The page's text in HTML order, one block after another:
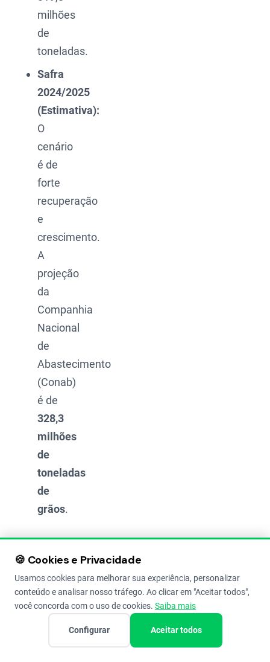
milhões
de
toneladas.
Safra
2024/2025
(Estimativa):
O
cenário
é de
forte
recuperação
e
crescimento.
A
projeção
da
Companhia
Nacional
de
Abastecimento
(Conab)
é de
328,3
milhões
de
toneladas
de
grãos.
Esse
aumento
projetado
de10,3%
na safra
2024/2025
se deve
🍪 Cookies e Privacidade
Usamos cookies para melhorar sua experiência, personalizar
conteúdo e analisar nosso tráfego. Ao clicar em "Aceitar todos",
você concorda com o uso de cookies. Saiba mais
Configurar Aceitar todos